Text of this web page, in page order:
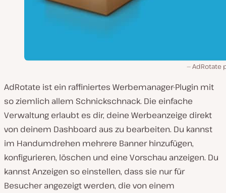
AdRotate
AdRotate ist ein raffiniertes Werbemanager-Plugin mit
so ziemlich allem Schnickschnack. Die einfache
Verwaltung erlaubt es dir, deine Werbeanzeige direkt
von deinem Dashboard aus zu bearbeiten. Du kannst
im Handumdrehen mehrere Banner hinzufügen,
konfigurieren, löschen und eine Vorschau anzeigen. Du
kannst Anzeigen so einstellen, dass sie nur für
Besucher angezeigt werden, die von einem